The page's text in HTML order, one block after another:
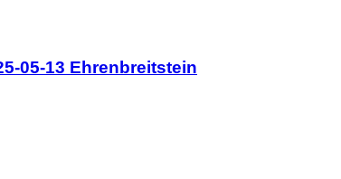
05-13 Ehrenbreitstein